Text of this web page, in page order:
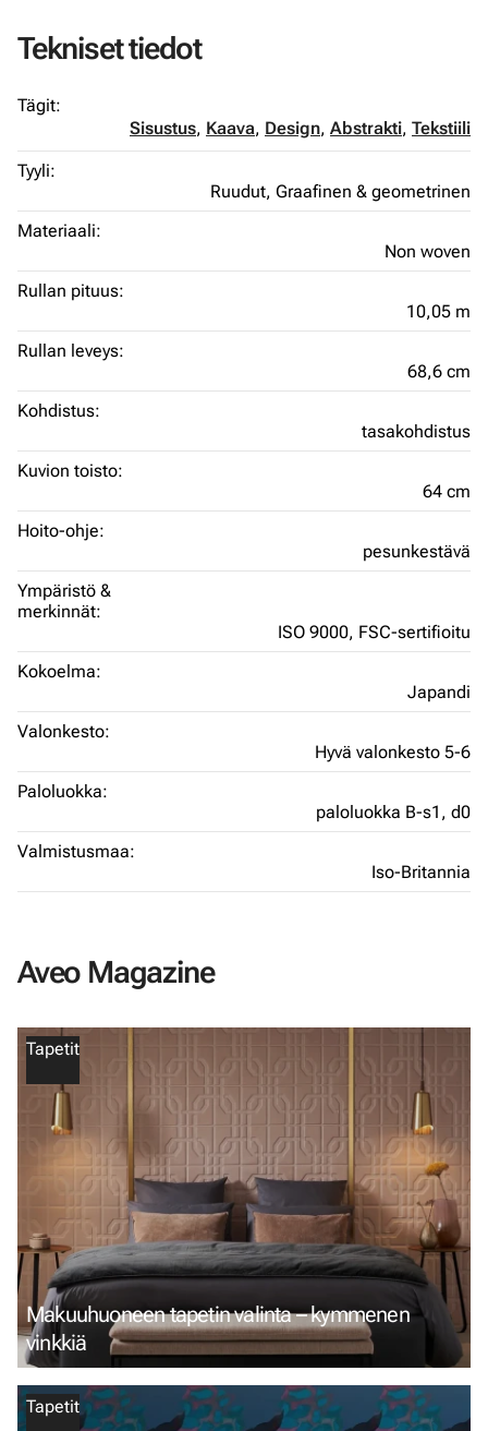
Tekniset tiedot
Tägit:
Sisustus, Kaava, Design, Abstrakti, Tekstiili
Tyyli:
Ruudut, Graafinen & geometrinen
Materiaali:
Non woven
Rullan pituus:
10,05 m
Rullan leveys:
68,6 cm
Kohdistus:
tasakohdistus
Kuvion toisto:
64 cm
Hoito-ohje:
pesunkestävä
Ympäristö &
merkinnät:
ISO 9000, FSC-sertifioitu
Kokoelma:
Japandi
Valonkesto:
Hyvä valonkesto 5-6
Paloluokka:
paloluokka B-s1, d0
Valmistusmaa:
Iso-Britannia
Aveo Magazine
Tapetit
Makuuhuoneen tapetin valinta – kymmenen
vinkkiä
Tapetit